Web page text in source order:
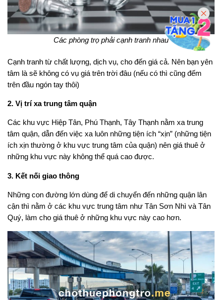
Các phòng trọ phải cạnh tranh nhau
Cạnh tranh từ chất lượng, dịch vụ, cho đến giá cả. Nên bạn yên
tâm là sẽ không có vụ giá trên trời đâu (nếu có thì cũng đếm
trên đầu ngón tay thôi)
2. Vị trí xa trung tâm quận
Các khu vực Hiệp Tân, Phú Thạnh, Tây Thạnh nằm xa trung
tâm quận, dẫn đến việc xa luôn những tiện ích “xịn” (những tiện
ích xịn thường ở khu vực trung tâm của quận) nên giá thuê ở
những khu vực này không thể quá cao được.
3. Kết nối giao thông
Những con đường lớn dùng để di chuyển đến những quận lân
cận thì nằm ở các khu vực trung tâm như Tân Sơn Nhì và Tân
Quý, làm cho giá thuê ở những khu vực này cao hơn.